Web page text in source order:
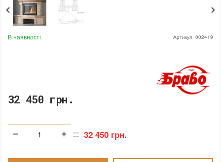
Артикул: 002419
В наявності
32 450 грн.
32 450 грн.